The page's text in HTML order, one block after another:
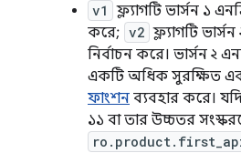
v1 ফ্ল্যাগটি ভার্সন ১
করে; v2 ফ্ল্যাগটি
নির্বাচন করে। ভার্সন ২
একটি অধিক সুরক্ষিত
ফাংশন ব্যবহার করে।
১১ বা তার উচ্চতর